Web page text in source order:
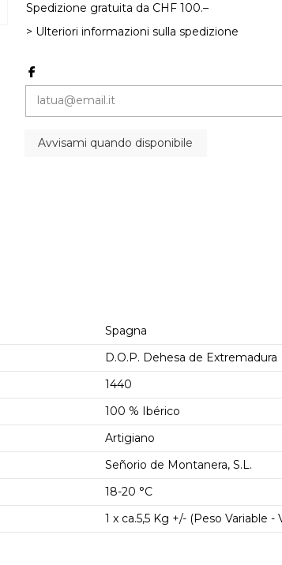
Spedizione gratuita da CHF 100.–
> Ulteriori informazioni sulla spedizione
Spagna
D.O.P. Dehesa de Extremadura
1440
100 % Ibérico
Artigiano
Señorio de Montanera, S.L.
18-20 °C
1 x ca.5,5 Kg +/- (Peso Variable